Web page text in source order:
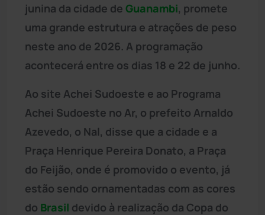
junina da cidade de Guanambi, promete
uma grande estrutura e atrações de peso
neste ano de 2026. A programação
acontecerá entre os dias 18 e 22 de junho.
Ao site Achei Sudoeste e ao Programa
Achei Sudoeste no Ar, o prefeito Arnaldo
Azevedo, o Nal, disse que a cidade e a
Praça Henrique Pereira Donato, a Praça
do Feijão, onde é promovido o evento, já
estão sendo ornamentadas com as cores
do Brasil devido à realização da Copa do